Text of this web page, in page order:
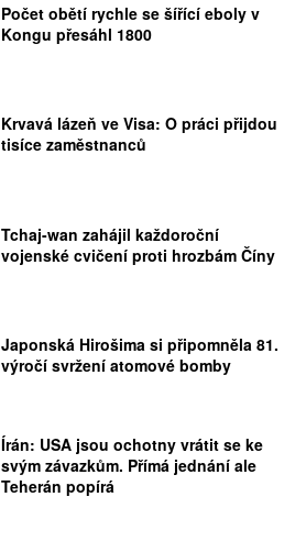
Počet obětí rychle se šířící eboly v
Kongu přesáhl 1800
Krvavá lázeň ve Visa: O práci přijdou
tisíce zaměstnanců
Tchaj-wan zahájil každoroční
vojenské cvičení proti hrozbám Číny
Japonská Hirošima si připomněla 81.
výročí svržení atomové bomby
Írán: USA jsou ochotny vrátit se ke
svým závazkům. Přímá jednání ale
Teherán popírá